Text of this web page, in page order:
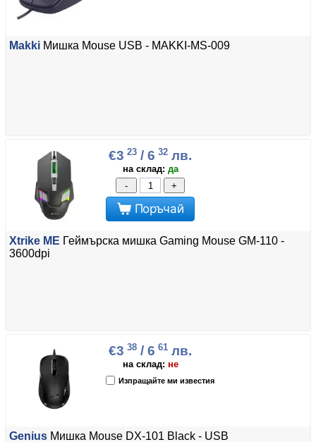
Makki Мишка Mouse USB - MAKKI-MS-009
€3 23 / 6 32 лв.
на склад: да
-
+
Поръчай
Xtrike ME Геймърска мишка Gaming Mouse GM-110 -
3600dpi
€3 38 / 6 61 лв.
на склад: не
Изпращайте ми известия
Genius Мишка Mouse DX-101 Black - USB